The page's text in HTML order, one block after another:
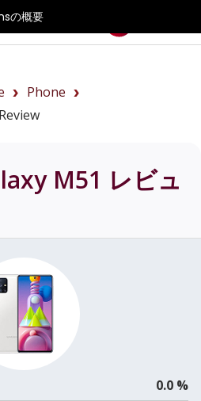
の概要
Phone
M51 レビュ
0.0 %